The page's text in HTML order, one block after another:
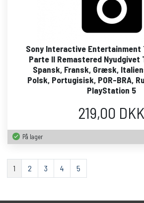
Sony Interactive Entertainment
Parte II Remastered Nyudgivet
Spansk, Fransk, Græsk,
Polsk, Portugisisk, POR-BRA,
PlayStation 5
219,00 DKK
På lager
1 2 3 4 5